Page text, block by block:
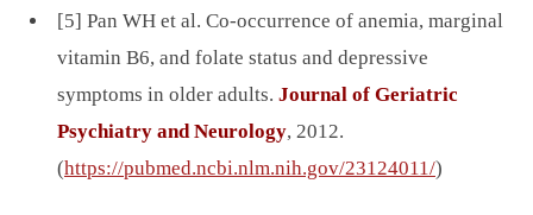
[5] Pan WH et al. Co-occurrence of anemia, marginal
vitamin B6, and folate status and depressive
symptoms in older adults. Journal of Geriatric
Psychiatry and Neurology, 2012.
(https://pubmed.ncbi.nlm.nih.gov/23124011/)